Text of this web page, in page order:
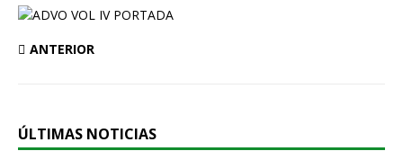
ANTERIOR
ÚLTIMAS NOTICIAS